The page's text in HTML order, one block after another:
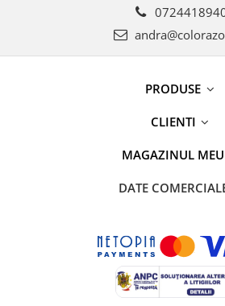
PRODUSE
CLIENTI
MAGAZINUL MEU
DATE